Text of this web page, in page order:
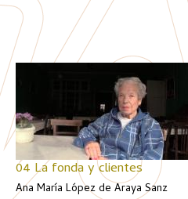
04 La fonda y clientes
Ana María López de Araya Sanz